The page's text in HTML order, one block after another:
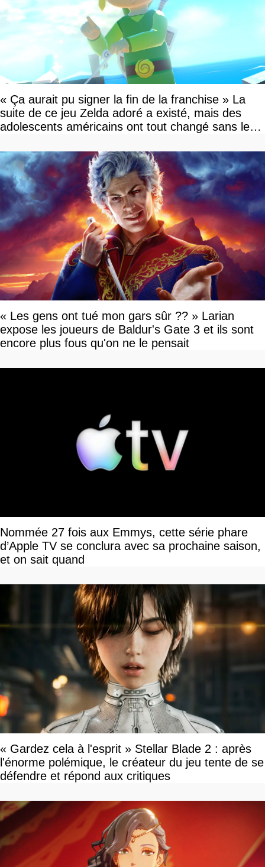
« Ça aurait pu signer la fin de la franchise » La
suite de ce jeu Zelda adoré a existé, mais des
adolescents américains ont tout changé sans le
« Les gens ont tué mon gars sûr ?? » Larian
expose les joueurs de Baldur's Gate 3 et ils sont
encore plus fous qu'on ne le pensait
Nommée 27 fois aux Emmys, cette série phare
d’Apple TV se conclura avec sa prochaine saison,
et on sait quand
« Gardez cela à l'esprit » Stellar Blade 2 : après
l'énorme polémique, le créateur du jeu tente de se
défendre et répond aux critiques